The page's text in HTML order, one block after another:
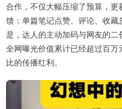
合作，不仅大幅压缩了预算，更
馈： 单篇笔记点赞、评论、收藏
是，达人的主动加码与网友的二
全网曝光价值累计已经超过百万
比的传播红利 。